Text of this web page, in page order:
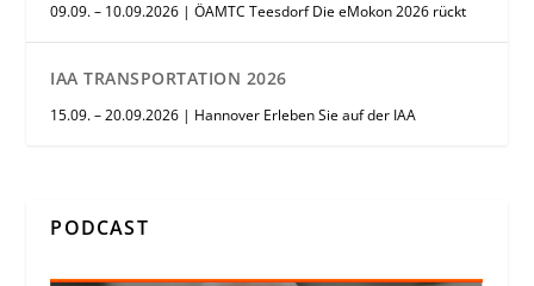
09.09. – 10.09.2026 | ÖAMTC Teesdorf Die eMokon 2026 rückt
IAA TRANSPORTATION 2026
15.09. – 20.09.2026 | Hannover Erleben Sie auf der IAA
PODCAST